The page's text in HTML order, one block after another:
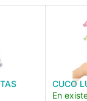
CUCO
En